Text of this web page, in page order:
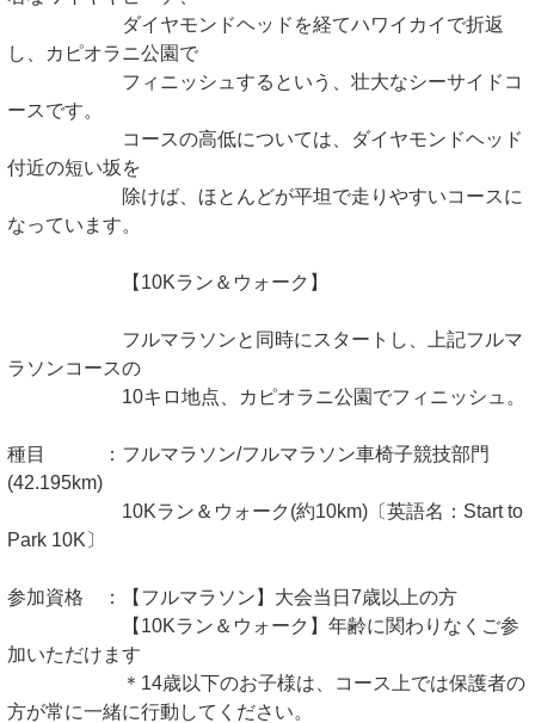
ダイヤモンドヘッドを経てハワイカイで折返
し、カピオラニ公園で
フィニッシュするという、壮大なシーサイドコ
ースです。
コースの高低については、ダイヤモンドヘッド
付近の短い坂を
除けば、ほとんどが平坦で走りやすいコースに
なっています。
【10Kラン＆ウォーク】
フルマラソンと同時にスタートし、上記フルマ
ラソンコースの
10キロ地点、カピオラニ公園でフィニッシュ。
種目 ：フルマラソン/フルマラソン車椅子競技部門
(42.195km)
10Kラン＆ウォーク(約10km)〔英語名：Start to
Park 10K〕
参加資格 ：【フルマラソン】大会当日7歳以上の方
【10Kラン＆ウォーク】年齢に関わりなくご参
加いただけます
＊14歳以下のお子様は、コース上では保護者の
方が常に一緒に行動してください。